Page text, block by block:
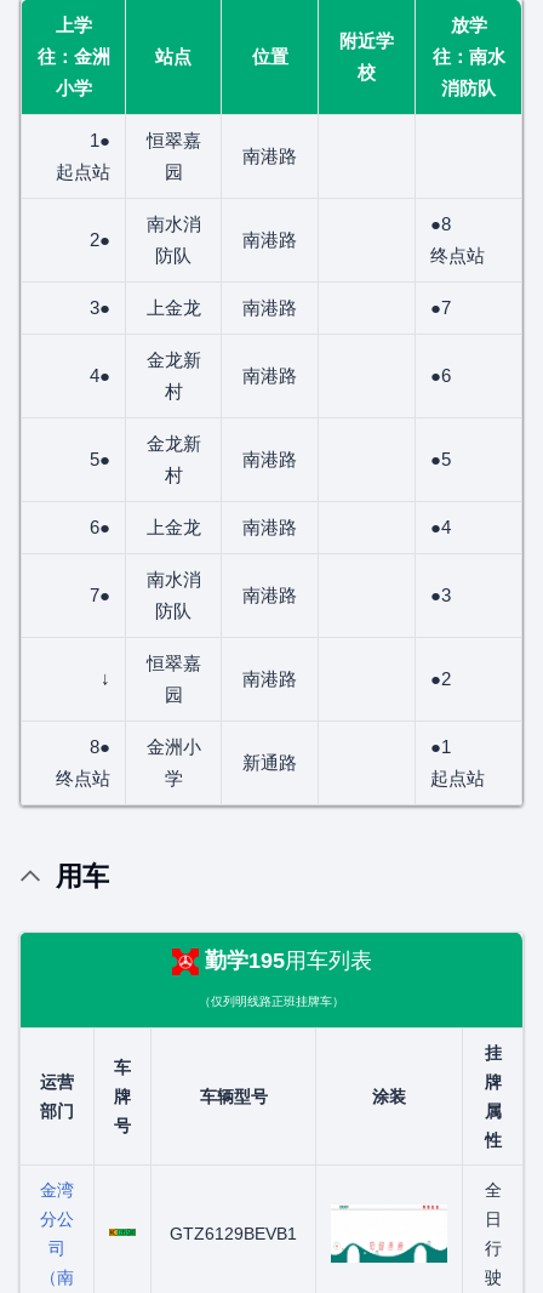
上学
往：金洲
小学
站点 位置
附近学
校
放学
往：南水
消防队
1●
起点站
恒翠嘉
园
南港路
2●
南水消
防队
南港路
●8
终点站
3● 上金龙 南港路 ●7
4●
金龙新
村
南港路 ●6
5●
金龙新
村
南港路 ●5
6● 上金龙 南港路 ●4
7●
南水消
防队
南港路 ●3
↓
恒翠嘉
园
南港路 ●2
8●
终点站
金洲小
学
新通路
●1
起点站
用车
勤学195用车列表
（仅列明线路正班挂牌车）
运营
部门
车
牌
号
车辆型号 涂装
挂
牌
属
性
金湾
分公
司
（南
GTZ6129BEVB1
全
日
行
驶